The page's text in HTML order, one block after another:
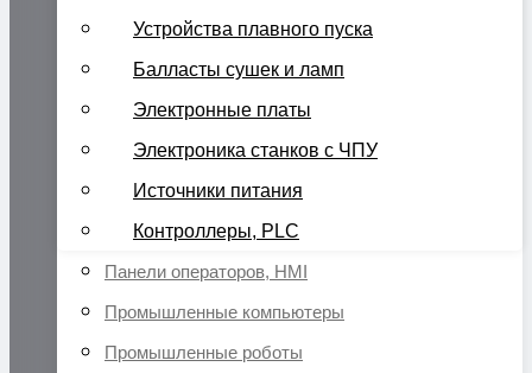
Устройства плавного пуска
Балласты сушек и ламп
Электронные платы
Электроника станков с ЧПУ
Источники питания
Контроллеры, PLC
Панели операторов, HMI
Промышленные компьютеры
Промышленные роботы